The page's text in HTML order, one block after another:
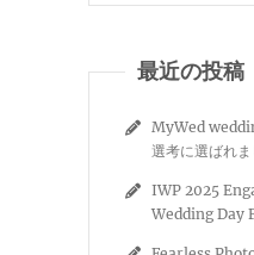
最近の投稿
MyWed
選考に選ばれま
IWP 2025
Wedding Day